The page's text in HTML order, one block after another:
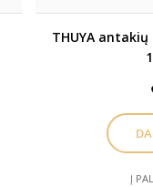
THUYA
Į